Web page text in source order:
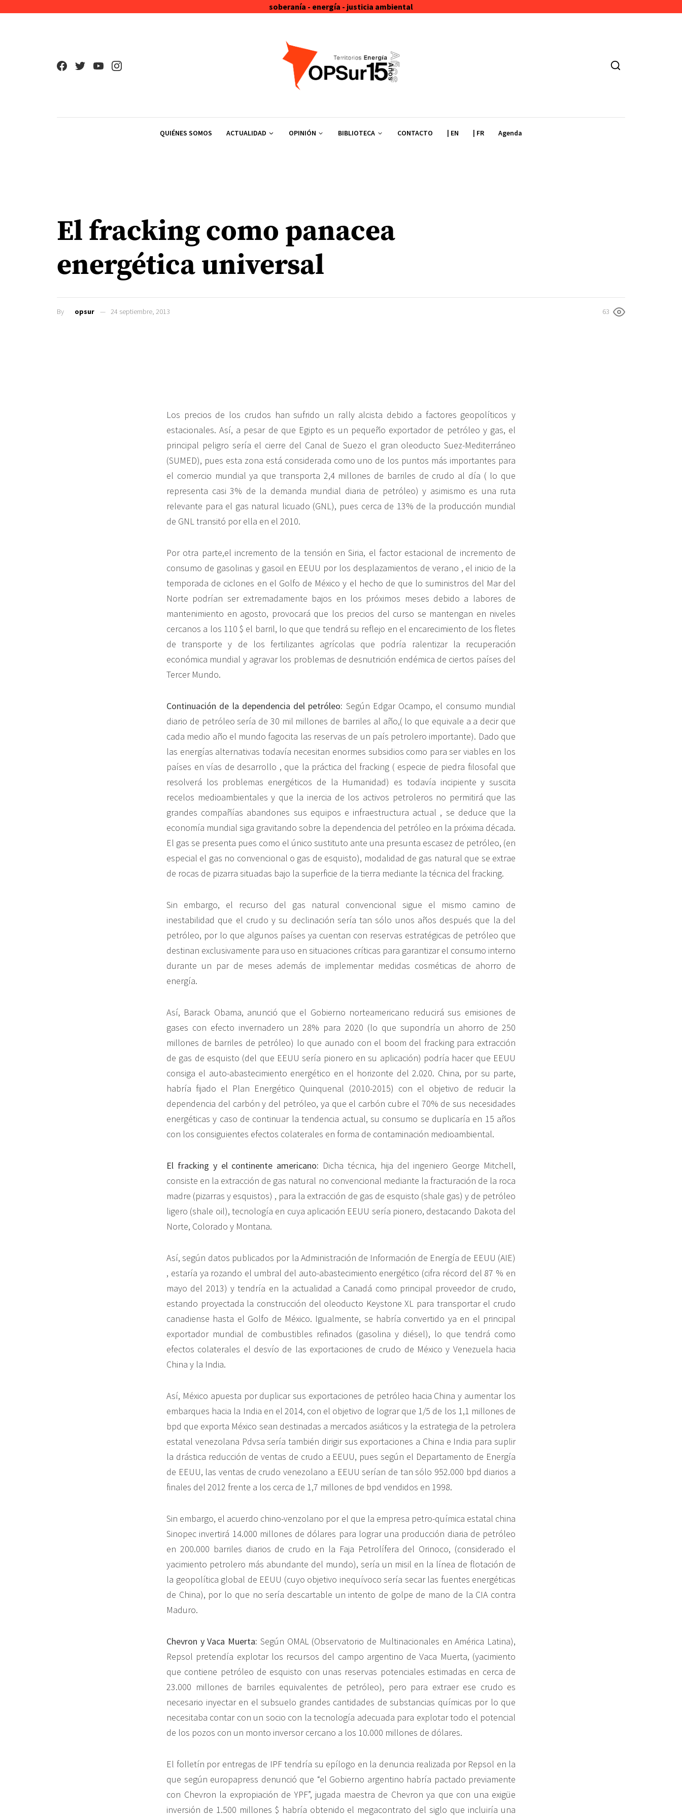
soberanía - energía - justicia ambiental
QUIÉNES SOMOS ACTUALIDAD OPINIÓN BIBLIOTECA CONTACTO | EN | FR Agenda
El fracking como panacea
energética universal
By opsur 24 septiembre, 2013 63
Los precios de los crudos han sufrido un rally alcista debido a factores geopolíticos y
estacionales. Así, a pesar de que Egipto es un pequeño exportador de petróleo y gas, el
principal peligro sería el cierre del Canal de Suezo el gran oleoducto Suez-Mediterráneo
(SUMED), pues esta zona está considerada como uno de los puntos más importantes para
el comercio mundial ya que transporta 2,4 millones de barriles de crudo al día ( lo que
representa casi 3% de la demanda mundial diaria de petróleo) y asimismo es una ruta
relevante para el gas natural licuado (GNL), pues cerca de 13% de la producción mundial
de GNL transitó por ella en el 2010.
Por otra parte,el incremento de la tensión en Siria, el factor estacional de incremento de
consumo de gasolinas y gasoil en EEUU por los desplazamientos de verano , el inicio de la
temporada de ciclones en el Golfo de México y el hecho de que lo suministros del Mar del
Norte podrían ser extremadamente bajos en los próximos meses debido a labores de
mantenimiento en agosto, provocará que los precios del curso se mantengan en niveles
cercanos a los 110 $ el barril, lo que que tendrá su reflejo en el encarecimiento de los fletes
de transporte y de los fertilizantes agrícolas que podría ralentizar la recuperación
económica mundial y agravar los problemas de desnutrición endémica de ciertos países del
Tercer Mundo.
Continuación de la dependencia del petróleo: Según Edgar Ocampo, el consumo mundial
diario de petróleo sería de 30 mil millones de barriles al año,( lo que equivale a a decir que
cada medio año el mundo fagocita las reservas de un país petrolero importante). Dado que
las energías alternativas todavía necesitan enormes subsidios como para ser viables en los
países en vías de desarrollo , que la práctica del fracking ( especie de piedra filosofal que
resolverá los problemas energéticos de la Humanidad) es todavía incipiente y suscita
recelos medioambientales y que la inercia de los activos petroleros no permitirá que las
grandes compañías abandones sus equipos e infraestructura actual , se deduce que la
economía mundial siga gravitando sobre la dependencia del petróleo en la próxima década.
El gas se presenta pues como el único sustituto ante una presunta escasez de petróleo, (en
especial el gas no convencional o gas de esquisto), modalidad de gas natural que se extrae
de rocas de pizarra situadas bajo la superficie de la tierra mediante la técnica del fracking.
Sin embargo, el recurso del gas natural convencional sigue el mismo camino de
inestabilidad que el crudo y su declinación sería tan sólo unos años después que la del
petróleo, por lo que algunos países ya cuentan con reservas estratégicas de petróleo que
destinan exclusivamente para uso en situaciones críticas para garantizar el consumo interno
durante un par de meses además de implementar medidas cosméticas de ahorro de
energía.
Así, Barack Obama, anunció que el Gobierno norteamericano reducirá sus emisiones de
gases con efecto invernadero un 28% para 2020 (lo que supondría un ahorro de 250
millones de barriles de petróleo) lo que aunado con el boom del fracking para extracción
de gas de esquisto (del que EEUU sería pionero en su aplicación) podría hacer que EEUU
consiga el auto-abastecimiento energético en el horizonte del 2.020. China, por su parte,
habría fijado el Plan Energético Quinquenal (2010-2015) con el objetivo de reducir la
dependencia del carbón y del petróleo, ya que el carbón cubre el 70% de sus necesidades
energéticas y caso de continuar la tendencia actual, su consumo se duplicaría en 15 años
con los consiguientes efectos colaterales en forma de contaminación medioambiental.
El fracking y el continente americano: Dicha técnica, hija del ingeniero George Mitchell,
consiste en la extracción de gas natural no convencional mediante la fracturación de la roca
madre (pizarras y esquistos) , para la extracción de gas de esquisto (shale gas) y de petróleo
ligero (shale oil), tecnología en cuya aplicación EEUU sería pionero, destacando Dakota del
Norte, Colorado y Montana.
Así, según datos publicados por la Administración de Información de Energía de EEUU (AIE)
, estaría ya rozando el umbral del auto-abastecimiento energético (cifra récord del 87 % en
mayo del 2013) y tendría en la actualidad a Canadá como principal proveedor de crudo,
estando proyectada la construcción del oleoducto Keystone XL para transportar el crudo
canadiense hasta el Golfo de México. Igualmente, se habría convertido ya en el principal
exportador mundial de combustibles refinados (gasolina y diésel), lo que tendrá como
efectos colaterales el desvío de las exportaciones de crudo de México y Venezuela hacia
China y la India.
Así, México apuesta por duplicar sus exportaciones de petróleo hacia China y aumentar los
embarques hacia la India en el 2014, con el objetivo de lograr que 1/5 de los 1,1 millones de
bpd que exporta México sean destinadas a mercados asiáticos y la estrategia de la petrolera
estatal venezolana Pdvsa sería también dirigir sus exportaciones a China e India para suplir
la drástica reducción de ventas de crudo a EEUU, pues según el Departamento de Energía
de EEUU, las ventas de crudo venezolano a EEUU serían de tan sólo 952.000 bpd diarios a
finales del 2012 frente a los cerca de 1,7 millones de bpd vendidos en 1998.
Sin embargo, el acuerdo chino-venzolano por el que la empresa petro-química estatal china
Sinopec invertirá 14.000 millones de dólares para lograr una producción diaria de petróleo
en 200.000 barriles diarios de crudo en la Faja Petrolífera del Orinoco, (considerado el
yacimiento petrolero más abundante del mundo), sería un misil en la línea de flotación de
la geopolítica global de EEUU (cuyo objetivo inequívoco sería secar las fuentes energéticas
de China), por lo que no sería descartable un intento de golpe de mano de la CIA contra
Maduro.
Chevron y Vaca Muerta: Según OMAL (Observatorio de Multinacionales en América Latina),
Repsol pretendía explotar los recursos del campo argentino de Vaca Muerta, (yacimiento
que contiene petróleo de esquisto con unas reservas potenciales estimadas en cerca de
23.000 millones de barriles equivalentes de petróleo), pero para extraer ese crudo es
necesario inyectar en el subsuelo grandes cantidades de substancias químicas por lo que
necesitaba contar con un socio con la tecnología adecuada para explotar todo el potencial
de los pozos con un monto inversor cercano a los 10.000 millones de dólares.
El folletín por entregas de IPF tendría su epílogo en la denuncia realizada por Repsol en la
que según europapress denunció que “el Gobierno argentino habría pactado previamente
con Chevron la expropiación de YPF”, jugada maestra de Chevron ya que con una exigüe
inversión de 1.500 millones $ habría obtenido el megacontrato del siglo que incluiría una